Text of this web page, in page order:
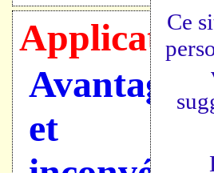
Avantages
et
Ce